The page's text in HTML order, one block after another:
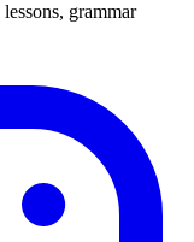
grammar